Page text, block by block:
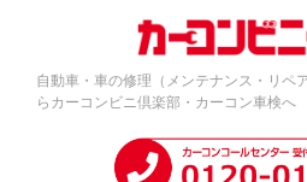
自動車・車の修理（メンテナンス・リペ
らカーコンビニ倶楽部・カーコン車検へ